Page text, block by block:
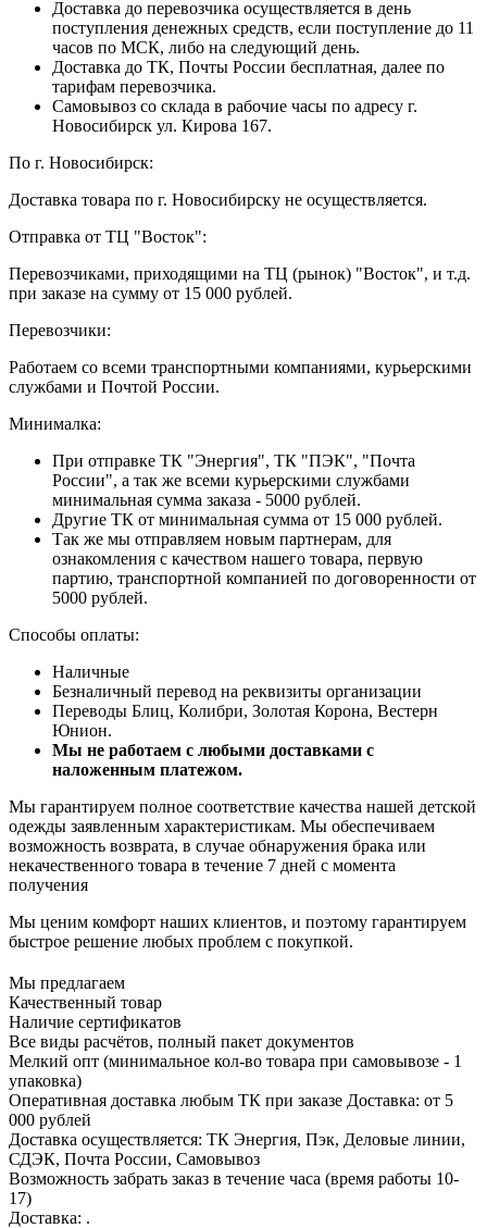
Доставка до перевозчика осуществляется в день
поступления денежных средств, если поступление до 11
часов по МСК, либо на следующий день.
Доставка до ТК, Почты России бесплатная, далее по
тарифам перевозчика.
Самовывоз со склада в рабочие часы по адресу г.
Новосибирск ул. Кирова 167.
По г. Новосибирск:
Доставка товара по г. Новосибирску не осуществляется.
Отправка от ТЦ "Восток":
Перевозчиками, приходящими на ТЦ (рынок) "Восток", и т.д.
при заказе на сумму от 15 000 рублей.
Перевозчики:
Работаем со всеми транспортными компаниями, курьерскими
службами и Почтой России.
Минималка:
При отправке ТК "Энергия", ТК "ПЭК", "Почта
России", а так же всеми курьерскими службами
минимальная сумма заказа - 5000 рублей.
Другие ТК от минимальная сумма от 15 000 рублей.
Так же мы отправляем новым партнерам, для
ознакомления с качеством нашего товара, первую
партию, транспортной компанией по договоренности от
5000 рублей.
Способы оплаты:
Наличные
Безналичный перевод на реквизиты организации
Переводы Блиц, Колибри, Золотая Корона, Вестерн
Юнион.
Мы не работаем с любыми доставками с
наложенным платежом.
Мы гарантируем полное соответствие качества нашей детской
одежды заявленным характеристикам. Мы обеспечиваем
возможность возврата, в случае обнаружения брака или
некачественного товара в течение 7 дней с момента
получения
Мы ценим комфорт наших клиентов, и поэтому гарантируем
быстрое решение любых проблем с покупкой.
Мы предлагаем
Качественный товар
Наличие сертификатов
Все виды расчётов, полный пакет документов
Мелкий опт (минимальное кол-во товара при самовывозе - 1
упаковка)
Оперативная доставка любым ТК при заказе Доставка: от 5
000 рублей
Доставка осуществляется: ТК Энергия, Пэк, Деловые линии,
СДЭК, Почта России, Самовывоз
Возможность забрать заказ в течение часа (время работы 10-
17)
Доставка: .